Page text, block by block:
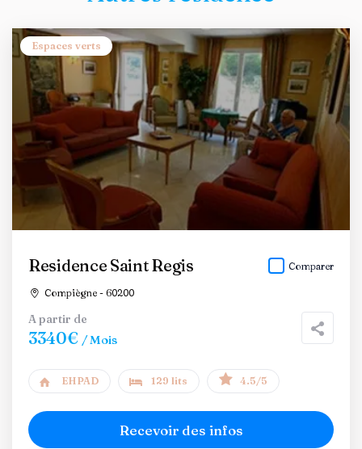
Espaces verts
Residence Saint Regis
Compiègne - 60200
Comparer
A partir de
3340€ / Mois
EHPAD 129 lits 4.5/5
Recevoir des infos